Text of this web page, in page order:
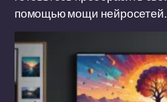
помощью мощи нейросетей.